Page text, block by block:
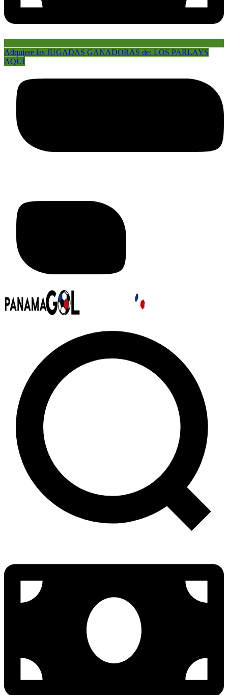
Adquiere las JUGADAS GANADORAS de: LOS PARLAYS
AQUÍ